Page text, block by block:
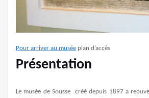
Pour arriver au musée plan d’accès
Présentation
Le musée de Sousse créé depuis 1897 a